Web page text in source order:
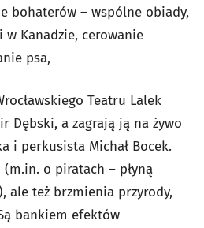
bohaterów – wspólne obiady,
Kanadzie, cerowanie
psa,
Teatru Lalek
Dębski, a zagrają ją na żywo
i perkusista Michał Bocek.
o piratach – płyną
ale też brzmienia przyrody,
bankiem efektów